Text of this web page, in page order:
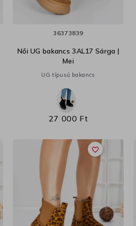
36373839
Női UG bakancs 3AL17 Sárga |
Mei
UG típusú bakancs
27 000 Ft
favorite_border